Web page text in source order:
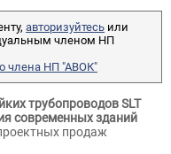
авторизуйтесь или
членом НП
члена НП "АВОК"
трубопроводов SLT
современных зданий
продаж